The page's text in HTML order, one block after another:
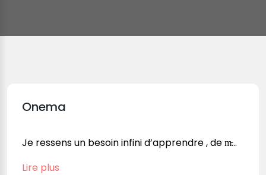
Onema
Je ressens un besoin infini d’apprendre , de m̵...
Lire plus